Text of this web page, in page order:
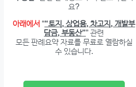
요?
아래에서 ““토지, 상업용, 차고지, 개발부
담금, 부동산”” 관련
모든 판례요약 자료를 무료로 열람하실
수 있습니다.